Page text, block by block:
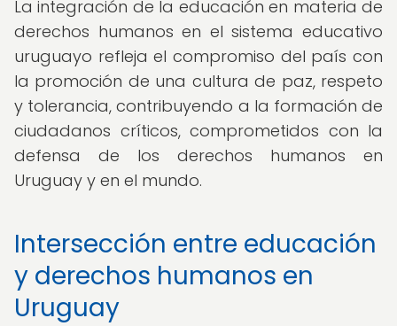
La integración de la educación en materia de
derechos humanos en el sistema educativo
uruguayo refleja el compromiso del país con
la promoción de una cultura de paz, respeto
y tolerancia, contribuyendo a la formación de
ciudadanos críticos, comprometidos con la
defensa de los derechos humanos en
Uruguay y en el mundo.
Intersección entre educación
y derechos humanos en
Uruguay